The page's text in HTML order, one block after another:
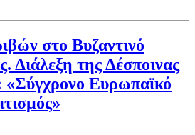
στο Βυζαντινό
Διάλεξη της Δέσποινας
«Σύγχρονο Ευρωπαϊκό